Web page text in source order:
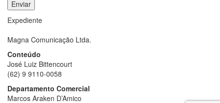
Expediente
Magna Comunicação Ltda.
Conteúdo
José Luiz Bittencourt
(62) 9 9110-0058
Departamento Comercial
Marcos Araken D’Amico